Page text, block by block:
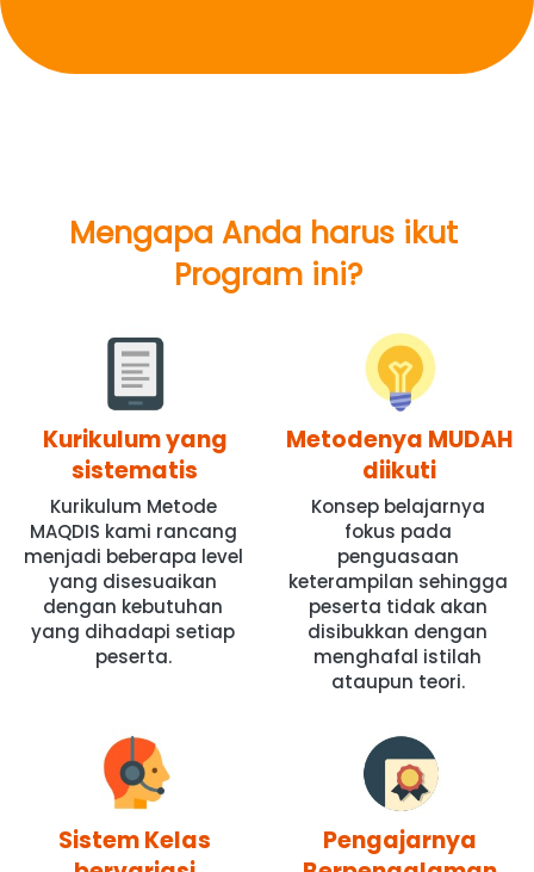
Mengapa Anda harus ikut
Program ini?
Kurikulum yang
sistematis
Kurikulum Metode
MAQDIS kami rancang
menjadi beberapa level
yang disesuaikan
dengan kebutuhan
yang dihadapi setiap
peserta.
Metodenya MUDAH
diikuti
Konsep belajarnya
fokus pada
penguasaan
keterampilan sehingga
peserta tidak akan
disibukkan dengan
menghafal istilah
ataupun teori.
Sistem Kelas
Pengajarnya